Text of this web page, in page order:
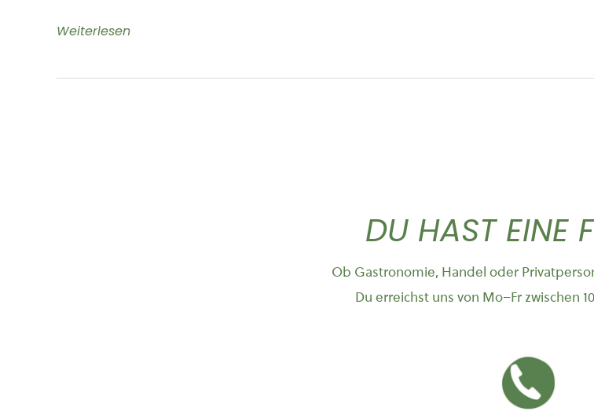
Cantina
Gabriele
Weiterlesen
DU HAST EINE
Ob Gastronomie, Handel oder
Du erreichst uns von Mo–Fr zwischen